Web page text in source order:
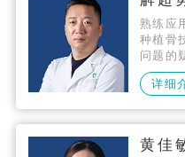
熟练应
种植骨
问题的
技术、
种植技
详细
黄佳